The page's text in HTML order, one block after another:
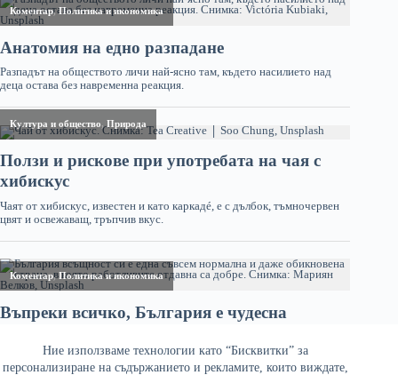
Ние използваме технологии като “Бисквитки” за
персонализиране на съдържанието и рекламите, които виждате,